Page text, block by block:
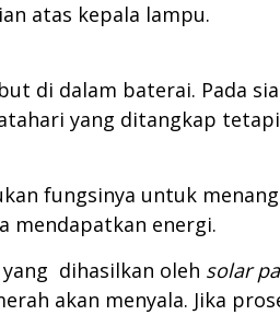
atas kepala lampu.
di dalam baterai. Pada
yang ditangkap
fungsinya untuk
mendapatkan energi.
dihasilkan oleh solar
akan menyala. Jika